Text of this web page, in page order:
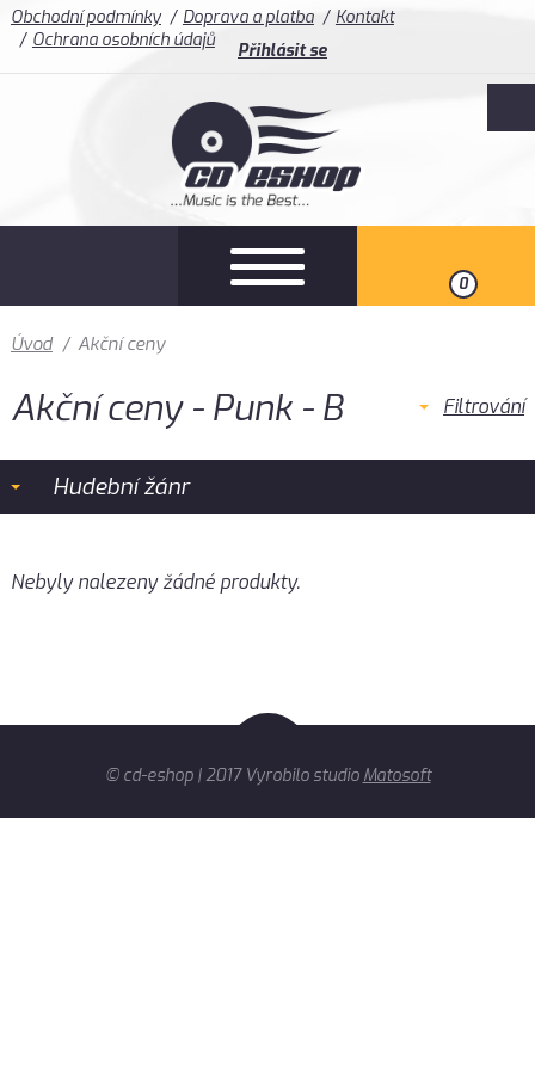
Obchodní podmínky Doprava a platba
Kontakt
Ochrana osobních údajů
Přihlásit se
0
Úvod / Akční ceny
Akční ceny - Punk - B Filtrování
Hudební žánr
Nebyly nalezeny žádné produkty.
© cd-eshop | 2017 Vyrobilo studio Matosoft